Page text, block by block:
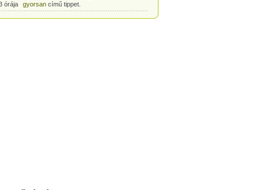
órája
gyorsancímű tippet.
Heni77a kedvencei közé tette a(z)Counter